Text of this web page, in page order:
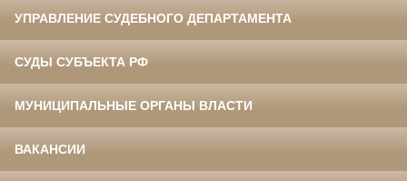
УПРАВЛЕНИЕ СУДЕБНОГО ДЕПАРТАМЕНТА
СУДЫ СУБЪЕКТА РФ
МУНИЦИПАЛЬНЫЕ ОРГАНЫ ВЛАСТИ
ВАКАНСИИ